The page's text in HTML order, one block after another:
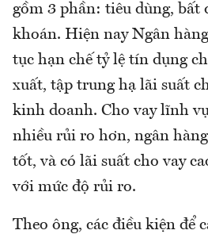
gồm 3 phần: tiêu dùng, bất
khoán. Hiện nay Ngân
tục hạn chế tỷ lệ tín dụng
xuất, tập trung hạ lãi suất
kinh doanh. Cho vay lĩnh
nhiều rủi ro hơn, ngân
tốt, và có lãi suất cho vay
với mức độ rủi ro.
Theo ông, các điều kiện để